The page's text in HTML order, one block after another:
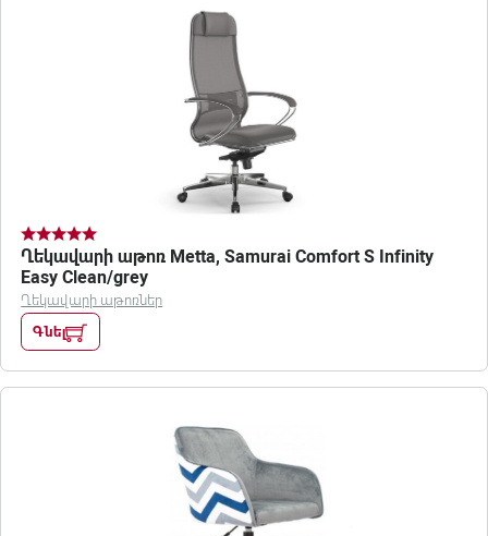
Ղեկավարի աթոռ Metta, Samurai Comfort S Infinity
Easy Clean/grey
Ղեկավարի աթոռներ
Գնել